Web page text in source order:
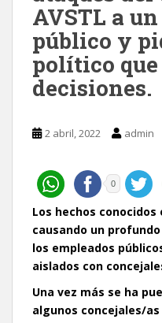
AVSTL a
público y
político
decisiones.
2 abril, 2022 admin
0
Los hechos
causando un
los empleados
aislados con
Una vez más se ha
algunos concejales/